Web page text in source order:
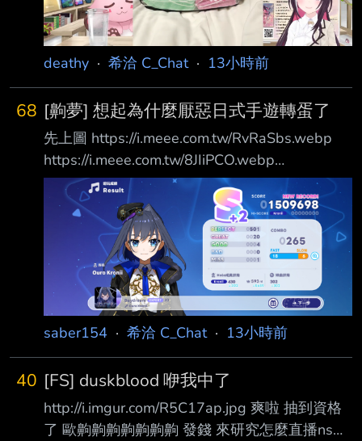
t=5414 https://i.imgur.com/xok93dT.png ht
deathy · 希洽 C_Chat· 13小時前
68 [齁夢] 想起為什麼厭惡日式手遊轉蛋了
先上圖 https://i.meee.com.tw/RvRaSbs.webp
https://i.meee.com.tw/8JIiPCO.webp
https://i.meee.com.tw/fk8Rt5H.webp 總共17個
五星扣掉一開始選的必給的 任務給的五星卷
*1+2個必五星十連只剩13個 抽數應該是
128+10(初始三選PU池)+11(泳裝池)+201(本次
活動)+18(兩個必5星10連) =13個/368 只看這次
卡池則是6個/201 一個在3.5% 一個在3% 聽說
這是5%池? 嗯? 然後一
saber154 · 希洽 C_Chat· 13小時前
40 [FS] duskblood 咿我中了
http://i.imgur.com/R5C17ap.jpg 爽啦 抽到資格
了 歐齁齁齁齁齁齁齁 發錢 來研究怎麼直播ns好